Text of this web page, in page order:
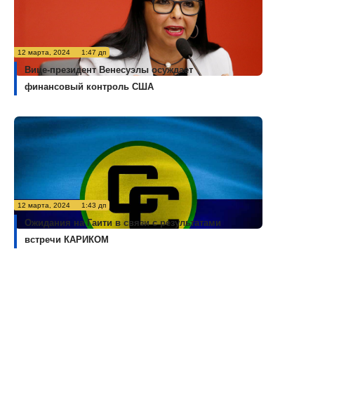
12 марта, 2024 1:47 дп
Вице-президент Венесуэлы осуждает
финансовый контроль США
12 марта, 2024 1:43 дп
Ожидания на Гаити в связи с результатами
встречи КАРИКОМ